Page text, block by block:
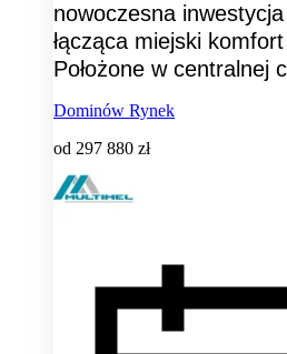
nowoczesna
łącząca miejski
Położone w centralnej
Dominów Rynek
od 297 880 zł